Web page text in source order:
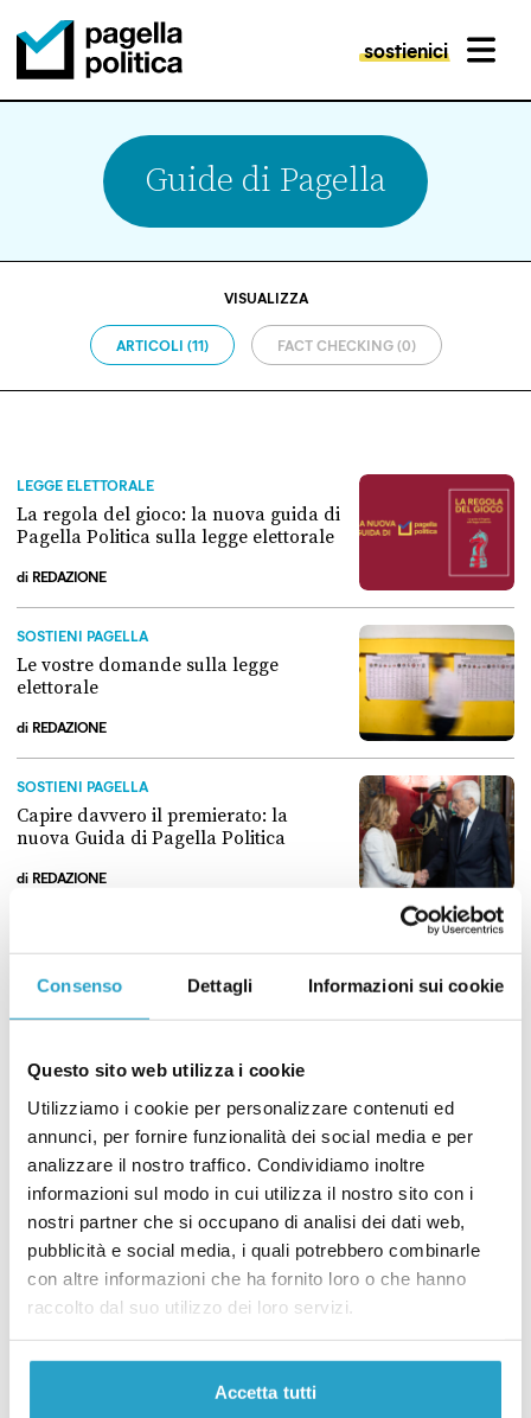
Consenso Dettagli Informazioni sui cookie
Questo sito web utilizza i cookie
Utilizziamo i cookie per personalizzare contenuti ed
annunci, per fornire funzionalità dei social media e per
analizzare il nostro traffico. Condividiamo inoltre
informazioni sul modo in cui utilizza il nostro sito con i
nostri partner che si occupano di analisi dei dati web,
pubblicità e social media, i quali potrebbero combinarle
con altre informazioni che ha fornito loro o che hanno
raccolto dal suo utilizzo dei loro servizi.
Accetta tutti
Pagella Politica Logo
sostienici MENU
Guide di Pagella
VISUALIZZA
ARTICOLI (11) FACT CHECKING (0)
LEGGE ELETTORALE
La regola del gioco: la nuova guida di
Pagella Politica sulla legge elettorale
di REDAZIONE
SOSTIENI PAGELLA
Le vostre domande sulla legge
elettorale
di REDAZIONE
SOSTIENI PAGELLA
Capire davvero il premierato: la
nuova Guida di Pagella Politica
di REDAZIONE
Capire davvero il premierato: la nuova Guida di Pagella Politica
c’è davvero nel decreto “Sicurezza”
Mano dura o propaganda? Che cosa c’è davvero nel decreto
Guida ai referendum su cittadinanza
e lavoro
Guida ai referendum su cittadinanza e lavoro
SOSTIENI PAGELLA
La Guida di Pagella Politica sulle
promesse del governo Meloni
CARICA ALTRI ARTICOLI